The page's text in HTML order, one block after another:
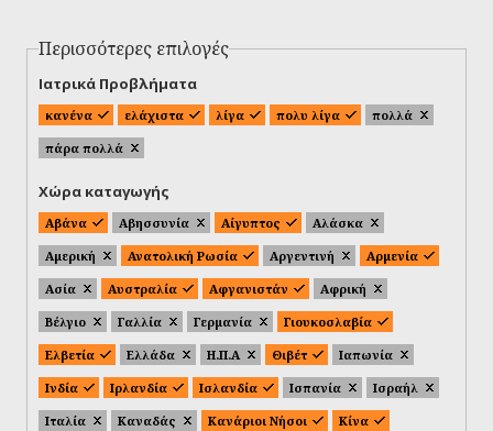
Περισσότερες επιλογές
Ιατρικά Προβλήματα
κανένα ελάχιστα λίγα πολυ λίγα
πολλά
πάρα πολλά
Χώρα καταγωγής
Αβάνα Αβησσυνία Αίγυπτος
Αλάσκα
Αμερική
Ανατολική Ρωσία Αργεντινή
Αρμενία
Ασία
Αυστραλία Αφγανιστάν
Αφρική
Βέλγιο
Γαλλία Γερμανία
Γιουκοσλαβία
Ελβετία
Ελλάδα Η.Π.Α Θιβέτ
Ιαπωνία
Ινδία
Ιρλανδία Ισλανδία Ισπανία
Ισραήλ
Ιταλία
Καναδάς Κανάριοι Νήσοι
Κίνα